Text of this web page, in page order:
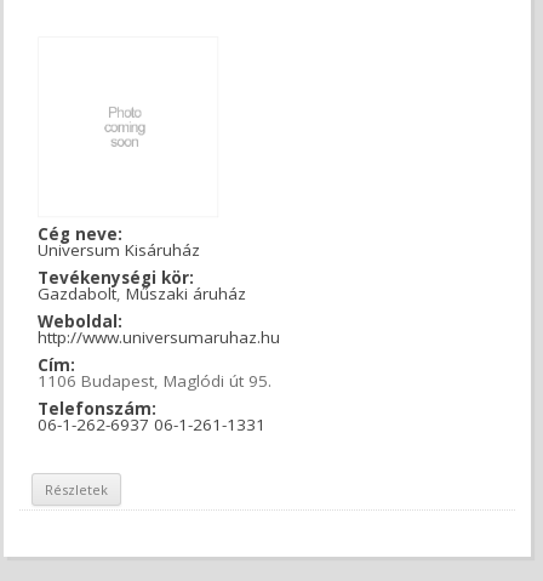
Cég neve:
Universum Kisáruház
Tevékenységi kör:
Gazdabolt,Műszaki áruház
Weboldal:
http://www.universumaruhaz.hu
Cím:
1106 Budapest, Maglódi út 95.
Telefonszám:
06-1-262-6937 06-1-261-1331
Részletek